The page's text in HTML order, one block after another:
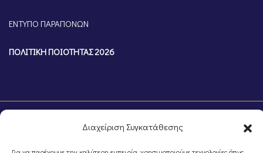
Διαχείριση Συγκατάθεσης
ΕΝΤΥΠΟ ΠΑΡΑΠΟΝΩΝ
ΠΟΛΙΤΙΚΗ ΠΟΙΟΤΗΤΑΣ 2026